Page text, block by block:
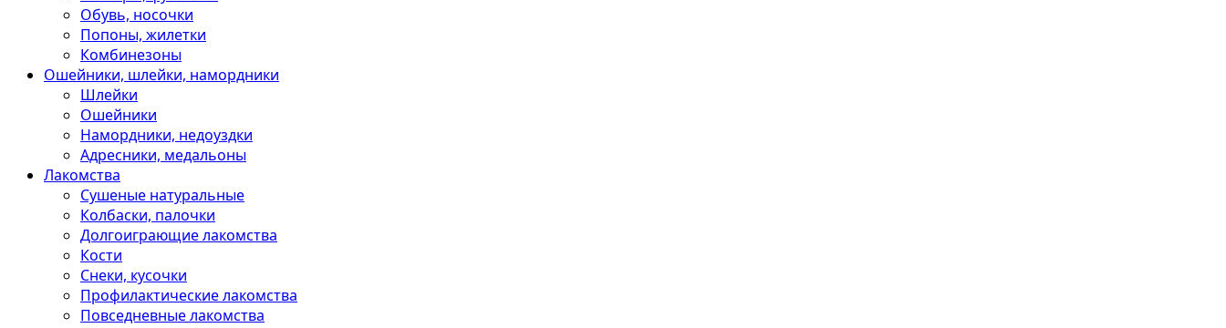
Обувь, носочки
Попоны, жилетки
Комбинезоны
Ошейники, шлейки, намордники
Шлейки
Ошейники
Намордники, недоуздки
Адресники, медальоны
Лакомства
Сушеные натуральные
Колбаски, палочки
Долгоиграющие лакомства
Кости
Снеки, кусочки
Профилактические лакомства
Повседневные лакомства